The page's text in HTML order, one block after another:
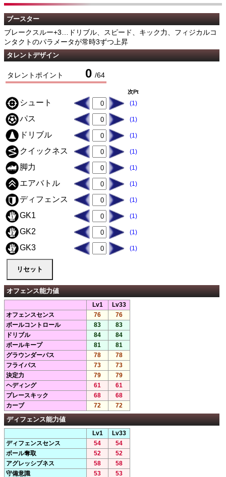
ブースター
ブレークスルー+3…ドリブル、スピード、キック力、フィジカルコ
ンタクトのパラメータが常時3ずつ上昇
タレントデザイン
タレントポイント 0 /64
次Pt
シュート (1)
パス (1)
ドリブル (1)
クイックネス (1)
脚力 (1)
エアバトル (1)
ディフェンス (1)
GK1 (1)
GK2 (1)
GK3 (1)
オフェンス能力値
Lv1
Lv33
オフェンスセンス
76
76
ボールコントロール
83
83
ドリブル
84
84
ボールキープ
81
81
グラウンダーパス
78
78
フライパス
73
73
決定力
79
79
ヘディング
61
61
プレースキック
68
68
カーブ
72 72
ディフェンス能力値
Lv1
Lv33
ディフェンスセンス
54
54
ボール奪取
52
52
アグレッシブネス
58
58
守備意識
53 53